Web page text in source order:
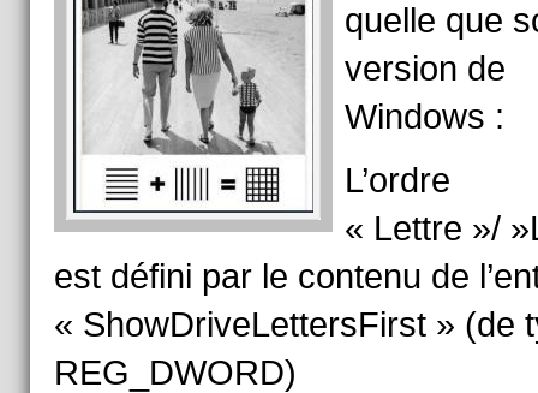
quelle que
version de
Windows :
L’ordre
« Lettre »/
est défini par le contenu de
« ShowDriveLettersFirst » (de
REG_DWORD)